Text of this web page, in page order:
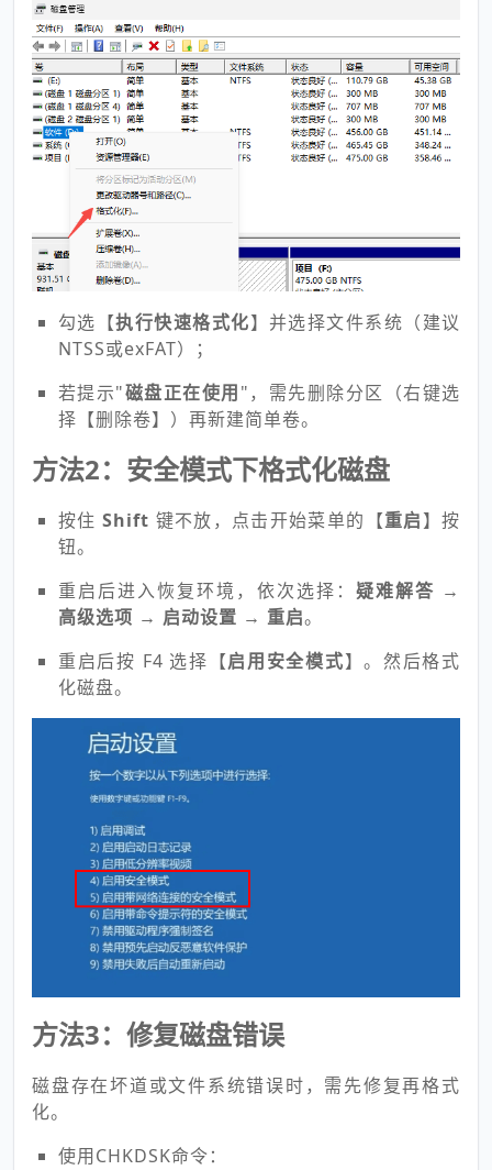
勾选【执行快速格式化】并选择文件系统（建议
NTSS或exFAT）；
若提示"磁盘正在使用"，需先删除分区（右键选
择【删除卷】）再新建简单卷。
方法2： 安全模式下格式化磁盘
按住 Shift 键不放，点击开始菜单的【重启】按
钮。
重启后进入恢复环境，依次选择： 疑难解答 →
高级选项 → 启动设置 → 重启。
重启后按 F4 选择【启用安全模式】。然后格式
化磁盘。
方法3：修复磁盘错误
磁盘存在坏道或文件系统错误时，需先修复再格式
化。
使用CHKDSK命令：